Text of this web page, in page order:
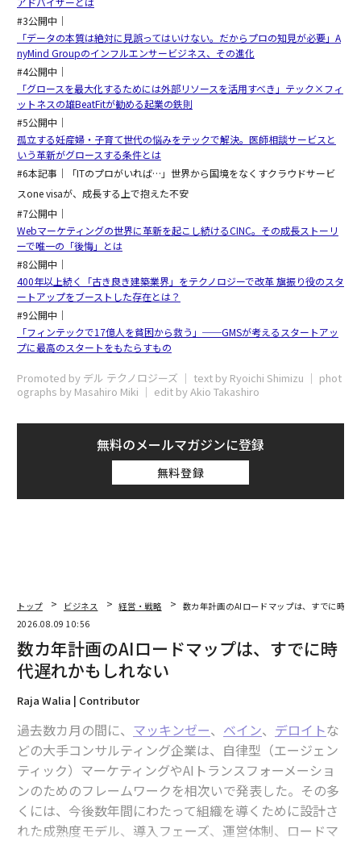
#3公開中｜
「データの本質は絶対に見誤ってはいけない。だからプロの知見が必要」A
nyMind Groupのインフルエンサービジネス、その進化
#4公開中｜
「グロースを最大化するためには外部リソースを活用すべき」テック×フィ
ットネスの雄BeatFitが勧める起業の鉄則
#5公開中｜
孤立する妊産婦・子育て世代の悩みをテックで解決。医師相談サービスと
いう革新がグロースする条件とは
#6本記事｜「ITのプロがいれば…」世界から国境をなくすクラウドサービ
スone visaが、成長する上で抱えた不安
#7公開中｜
Webマーケティングの世界に革新を起こし続けるCINC。その成長ストーリ
ーで唯一の「後悔」とは
#8公開中｜
400年以上続く「古き良き建築業界」をテクノロジーで改革 旗振り役のスタ
ートアップをブーストした存在とは？
#9公開中｜
「フィンテックで17億人を貧困から救う」──GMSが考えるスタートアッ
プに最高のスタートをもたらすもの
Promoted by デル テクノロジーズ │ text by Ryoichi Shimizu │ phot
ographs by Masahiro Miki │ edit by Akio Takashiro
無料のメールマガジンに登録
無料登録
トップ ビジネス 経営・戦略
数カ年計画のAIロードマップは、すでに時代
2026.08.09 10:56
数カ年計画のAIロードマップは、すでに時
代遅れかもしれない
Raja Walia | Contributor
過去数カ月の間に、 マッキンゼー、 ベイン、 デロイトな
どの大手コンサルティング企業は、自律型（エージェン
ティック）マーケティングやAIトランスフォーメーショ
ンのためのフレームワークを相次いで発表した。その多
くには、今後数年間にわたって組織を導くために設計さ
れた成熟度モデル、導入フェーズ、運営体制、ロードマ